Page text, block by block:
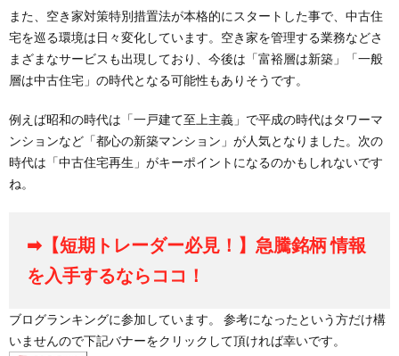
また、空き家対策特別措置法が本格的にスタートした事で、中古住
宅を巡る環境は日々変化しています。空き家を管理する業務などさ
まざまなサービスも出現しており、今後は「富裕層は新築」「一般
層は中古住宅」の時代となる可能性もありそうです。
例えば昭和の時代は「一戸建て至上主義」で平成の時代はタワーマ
ンションなど「都心の新築マンション」が人気となりました。次の
時代は「中古住宅再生」がキーポイントになるのかもしれないです
ね。
➡【短期トレーダー必見！】急騰銘柄 情報
を入手するならココ！
ブログランキングに参加しています。 参考になったという方だけ構
いませんので下記バナーをクリックして頂ければ幸いです。